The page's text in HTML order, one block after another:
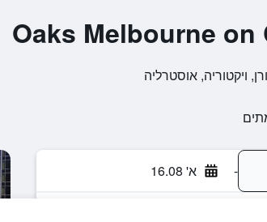
Oaks Melbourne
- א' 16.08